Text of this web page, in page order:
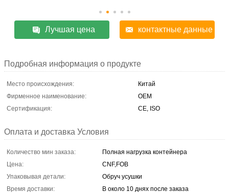
Лучшая цена контактные данные
Подробная информация о продукте
Место происхождения:
Китай
Фирменное наименование:
OEM
Сертификация:
CE, ISO
Оплата и доставка Условия
Количество мин заказа:
Полная нагрузка контейнера
Цена:
CNF,FOB
Упаковывая детали:
Обруч усушки
Время доставки:
В около 10 днях после заказа